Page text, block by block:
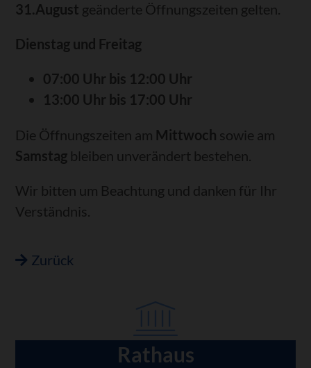
31.August geänderte Öffnungszeiten gelten.
Dienstag und Freitag
07:00 Uhr bis 12:00 Uhr
13:00 Uhr bis 17:00 Uhr
Die Öffnungszeiten am Mittwoch sowie am
Samstag bleiben unverändert bestehen.
Wir bitten um Beachtung und danken für Ihr
Verständnis.
Zurück
Rathaus